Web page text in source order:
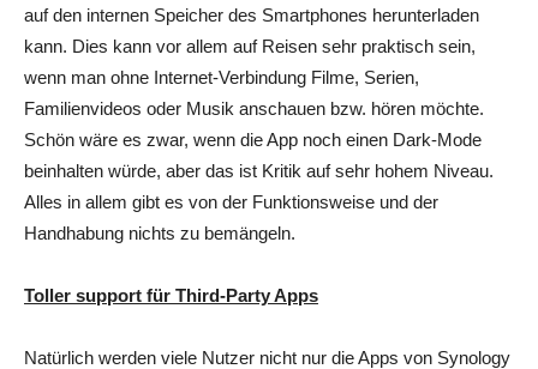
auf den internen Speicher des Smartphones herunterladen
kann. Dies kann vor allem auf Reisen sehr praktisch sein,
wenn man ohne Internet-Verbindung Filme, Serien,
Familienvideos oder Musik anschauen bzw. hören möchte.
Schön wäre es zwar, wenn die App noch einen Dark-Mode
beinhalten würde, aber das ist Kritik auf sehr hohem Niveau.
Alles in allem gibt es von der Funktionsweise und der
Handhabung nichts zu bemängeln.
Toller support für Third-Party Apps
Natürlich werden viele Nutzer nicht nur die Apps von Synology